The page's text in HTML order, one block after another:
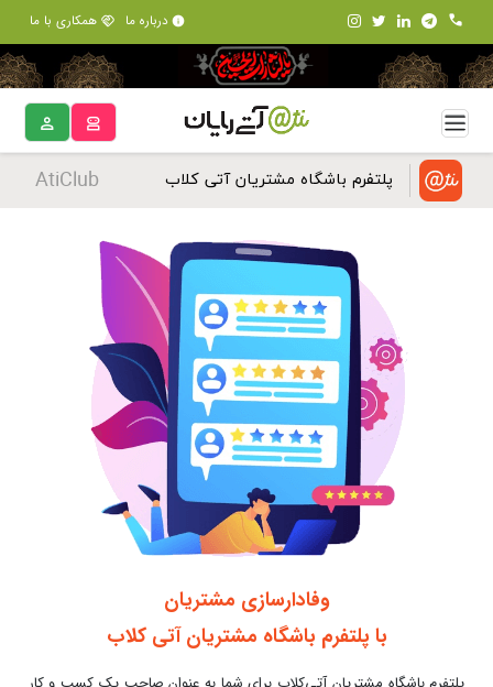
درباره ما همکاری با ما
پلتفرم باشگاه مشتریان آتی کلاب AtiClub
وفادارسازی مشتریان
با پلتفرم باشگاه مشتریان آتی کلاب